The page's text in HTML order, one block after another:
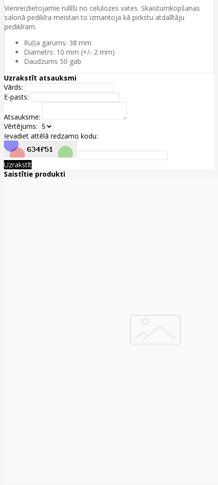
Vienreizlietojamie rullīši no celulozes vates. Skaistumkopšanas
salonā pedikīra meistari to izmantoja kā pirkstu atdalītāju
pedikīram.
Ruļļa garums: 38 mm
Diametrs: 10 mm (+/- 2 mm)
Daudzums 50 gab
Uzrakstīt atsauksmi
Vārds:
E-pasts:
Atsauksme:
Vērtējums:
Ievadiet attēlā redzamo kodu:
Uzrakstīt
Saistītie produkti